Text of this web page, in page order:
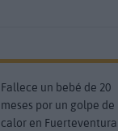
Fallece un bebé de 20
meses por un golpe de
calor en Fuerteventura